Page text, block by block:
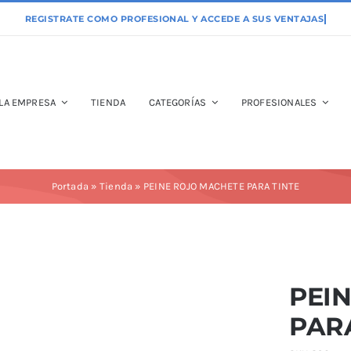
LA EMPRESA TIENDA CATEGORÍAS PROFESIONALES
Portada » Tienda » PEINE ROJO MACHETE PARA TINTE